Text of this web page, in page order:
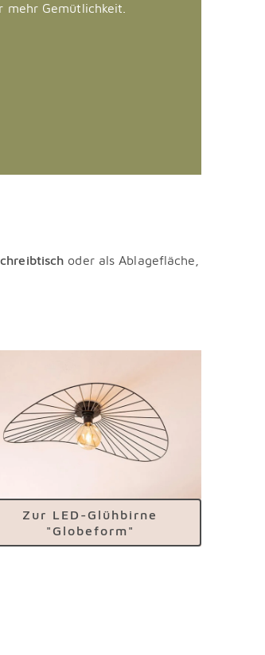
mehr Gemütlichkeit.
oder als Ablagefläche,
Zur LED-Glühbirne
"Globeform"